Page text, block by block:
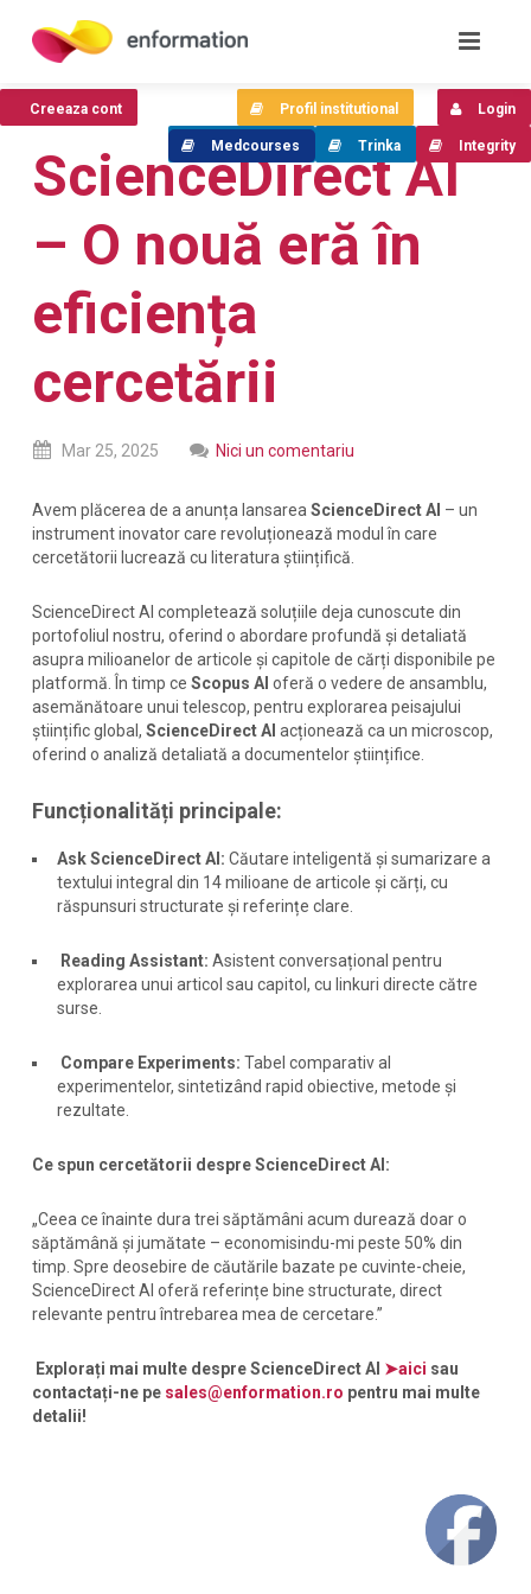
ScienceDirect AI
– O nouă eră în
eficiența
cercetării
Mar 25, 2025 Nici un comentariu
Avem plăcerea de a anunța lansarea ScienceDirect AI – un
instrument inovator care revoluționează modul în care
cercetătorii lucrează cu literatura științifică.
ScienceDirect AI completează soluțiile deja cunoscute din
portofoliul nostru, oferind o abordare profundă și detaliată
asupra milioanelor de articole și capitole de cărți disponibile pe
platformă. În timp ce Scopus AI oferă o vedere de ansamblu,
asemănătoare unui telescop, pentru explorarea peisajului
științific global, ScienceDirect AI acționează ca un microscop,
oferind o analiză detaliată a documentelor științifice.
Funcționalități principale:
Ask ScienceDirect AI: Căutare inteligentă și sumarizare a
textului integral din 14 milioane de articole și cărți, cu
răspunsuri structurate și referințe clare.
Reading Assistant: Asistent conversațional pentru
explorarea unui articol sau capitol, cu linkuri directe către
surse.
Compare Experiments: Tabel comparativ al
experimentelor, sintetizând rapid obiective, metode și
rezultate.
Ce spun cercetătorii despre ScienceDirect AI:
„Ceea ce înainte dura trei săptămâni acum durează doar o
săptămână și jumătate – economisindu-mi peste 50% din
timp. Spre deosebire de căutările bazate pe cuvinte-cheie,
ScienceDirect AI oferă referințe bine structurate, direct
relevante pentru întrebarea mea de cercetare.”
Explorați mai multe despre ScienceDirect AI ➤aici sau
contactați-ne pe sales@enformation.ro pentru mai multe
detalii!
Creeaza cont Login
Profil institutional
Integrity
Trinka
Medcourses